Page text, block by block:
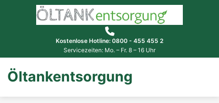
Kostenlose Hotline: 0800 - 455 455 2
Servicezeiten: Mo. – Fr. 8 – 16 Uhr
Öltankentsorgung